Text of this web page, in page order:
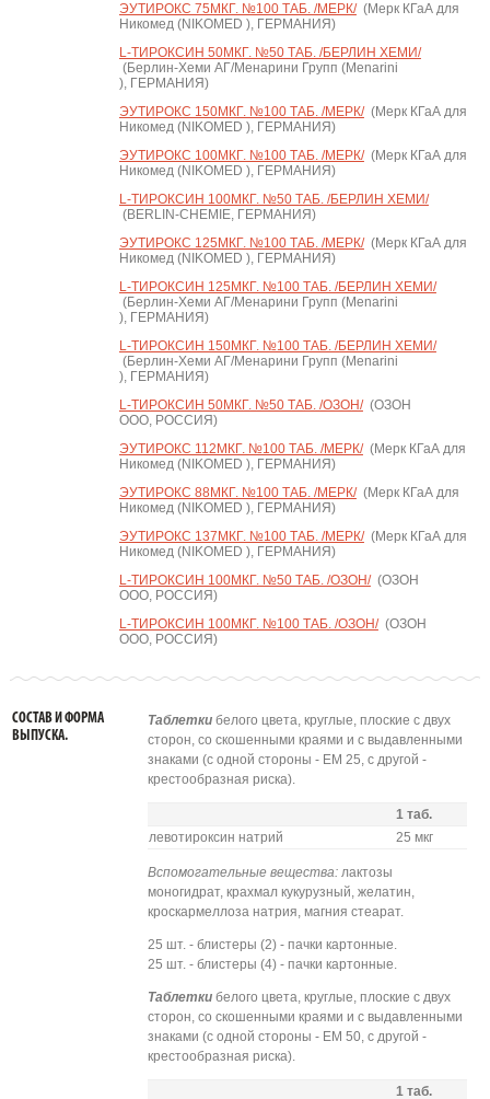
ЭУТИРОКС 75МКГ. №100 ТАБ. /МЕРК/(Мерк КГаА для
Никомед (NIKOMED ), ГЕРМАНИЯ)
L-ТИРОКСИН 50МКГ. №50 ТАБ. /БЕРЛИН ХЕМИ/
(Берлин-Хеми АГ/Менарини Групп (Menarini
), ГЕРМАНИЯ)
ЭУТИРОКС 150МКГ. №100 ТАБ. /МЕРК/(Мерк КГаА для
Никомед (NIKOMED ), ГЕРМАНИЯ)
ЭУТИРОКС 100МКГ. №100 ТАБ. /МЕРК/(Мерк КГаА для
Никомед (NIKOMED ), ГЕРМАНИЯ)
L-ТИРОКСИН 100МКГ. №50 ТАБ. /БЕРЛИН ХЕМИ/
(BERLIN-CHEMIE, ГЕРМАНИЯ)
ЭУТИРОКС 125МКГ. №100 ТАБ. /МЕРК/(Мерк КГаА для
Никомед (NIKOMED ), ГЕРМАНИЯ)
L-ТИРОКСИН 125МКГ. №100 ТАБ. /БЕРЛИН ХЕМИ/
(Берлин-Хеми АГ/Менарини Групп (Menarini
), ГЕРМАНИЯ)
L-ТИРОКСИН 150МКГ. №100 ТАБ. /БЕРЛИН ХЕМИ/
(Берлин-Хеми АГ/Менарини Групп (Menarini
), ГЕРМАНИЯ)
L-ТИРОКСИН 50МКГ. №50 ТАБ. /ОЗОН/(ОЗОН
ООО, РОССИЯ)
ЭУТИРОКС 112МКГ. №100 ТАБ. /МЕРК/(Мерк КГаА для
Никомед (NIKOMED ), ГЕРМАНИЯ)
ЭУТИРОКС 88МКГ. №100 ТАБ. /МЕРК/(Мерк КГаА для
Никомед (NIKOMED ), ГЕРМАНИЯ)
ЭУТИРОКС 137МКГ. №100 ТАБ. /МЕРК/(Мерк КГаА для
Никомед (NIKOMED ), ГЕРМАНИЯ)
L-ТИРОКСИН 100МКГ. №50 ТАБ. /ОЗОН/(ОЗОН
ООО, РОССИЯ)
L-ТИРОКСИН 100МКГ. №100 ТАБ. /ОЗОН/(ОЗОН
ООО, РОССИЯ)
СОСТАВ И ФОРМА
ВЫПУСКА.
Таблеткибелого цвета, круглые, плоские с двух
сторон, со скошенными краями и с выдавленными
знаками (с одной стороны - ЕМ 25, с другой -
крестообразная риска).
1 таб.
левотироксин натрий
25 мкг
Вспомогательные вещества: лактозы
моногидрат, крахмал кукурузный, желатин,
кроскармеллоза натрия, магния стеарат.
25 шт. - блистеры (2) - пачки картонные.
25 шт. - блистеры (4) - пачки картонные.
Таблеткибелого цвета, круглые, плоские с двух
сторон, со скошенными краями и с выдавленными
знаками (с одной стороны - ЕМ 50, с другой -
крестообразная риска).
1 таб.